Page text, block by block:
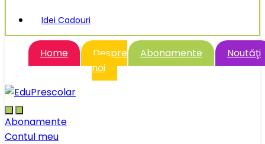
Idei Cadouri
Home
Despre
noi
Abonamente Noutăţi
Abonamente
Contul meu